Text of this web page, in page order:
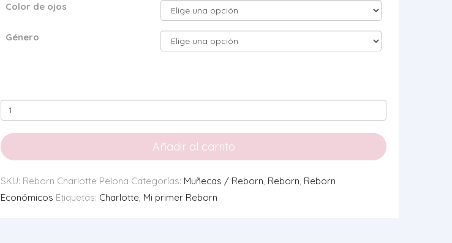
Color de ojos
Género
Mi
primer
Reborn
Charlotte
Añadir al carrito
SKU: Reborn Charlotte Pelona Categorías: Muñecas / Reborn, Reborn, Reborn
Económicos Etiquetas: Charlotte, Mi primer Reborn